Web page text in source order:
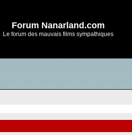
Forum Nanarland.com
Le forum des mauvais films sympathiques